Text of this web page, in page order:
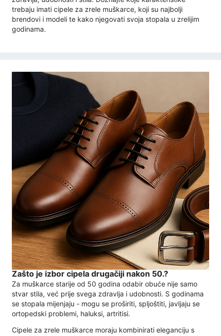
trebaju imati cipele za zrele muškarce, koji su najbolji
brendovi i modeli te kako njegovati svoja stopala u zrelijim
godinama.
Zašto je izbor cipela drugačiji nakon 50.?
Za muškarce starije od 50 godina odabir obuće nije samo
stvar stila, već prije svega zdravlja i udobnosti. S godinama
se stopala mijenjaju - mogu se proširiti, spljoštiti, javljaju se
ortopedski problemi, haluksi, artritisi.
Cipele za zrele muškarce moraju kombinirati eleganciju s